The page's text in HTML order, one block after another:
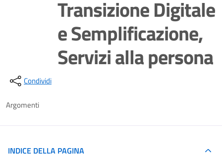
Transizione Digitale
e Semplificazione,
Servizi alla persona
Condividi
Argomenti
INDICE DELLA PAGINA